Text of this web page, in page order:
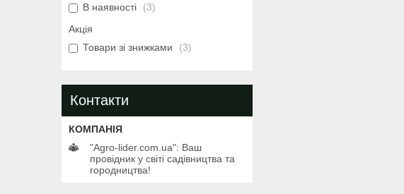
В наявності
3
Акція
Товари зі знижками
3
Контакти
"Agro-lider.com.ua": Ваш
провідник у світі садівництва та
городництва!